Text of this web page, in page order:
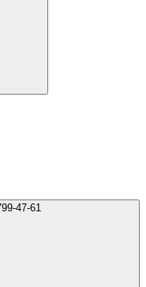
+7 (910) 799-47-61